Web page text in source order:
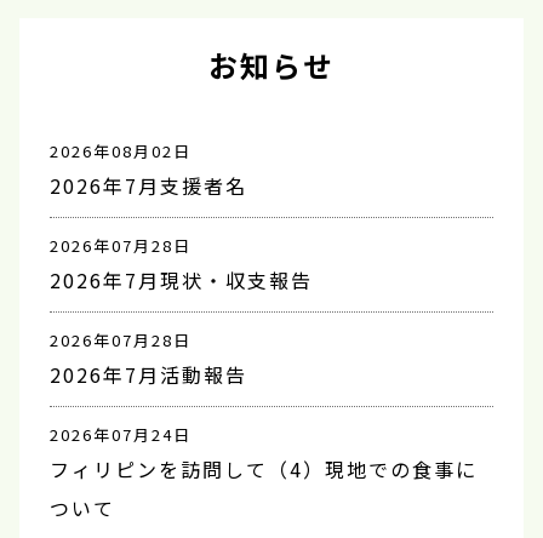
お知らせ
2026年08月02日
2026年7月支援者名
2026年07月28日
2026年7月現状・収支報告
2026年07月28日
2026年7月活動報告
2026年07月24日
フィリピンを訪問して（4）現地での食事に
ついて